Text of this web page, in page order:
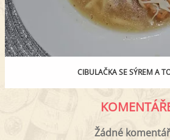
CIBULAČKA SE SÝREM A
Žádné